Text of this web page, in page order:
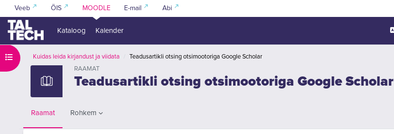
Jäta vahele peasisuni
Veeb ÕIS MOODLE E-mail Abi
Kataloog Kalender
Ava kursuse sisukord
Kuidas leida kirjandust ja viidata
Teadusartikli otsing otsimootoriga Google Scholar
RAAMAT
Teadusartikli otsing otsimootoriga Google Scholar
Raamat Rohkem